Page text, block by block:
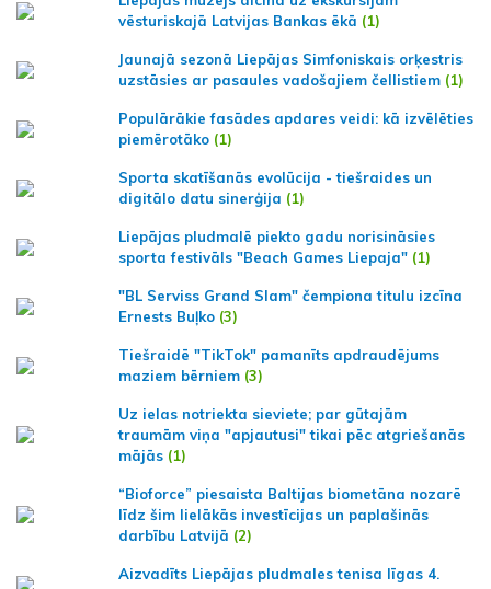
vēsturiskajā Latvijas Bankas ēkā (1)
Jaunajā sezonā Liepājas Simfoniskais orķestris
uzstāsies ar pasaules vadošajiem čellistiem (1)
Populārākie fasādes apdares veidi: kā izvēlēties
piemērotāko (1)
Sporta skatīšanās evolūcija - tiešraides un
digitālo datu sinerģija (1)
Liepājas pludmalē piekto gadu norisināsies
sporta festivāls "Beach Games Liepaja" (1)
"BL Serviss Grand Slam" čempiona titulu izcīna
Ernests Buļko (3)
Tiešraidē "TikTok" pamanīts apdraudējums
maziem bērniem (3)
Uz ielas notriekta sieviete; par gūtajām
traumām viņa "apjautusi" tikai pēc atgriešanās
mājās (1)
“Bioforce” piesaista Baltijas biometāna nozarē
līdz šim lielākās investīcijas un paplašinās
darbību Latvijā (2)
Aizvadīts Liepājas pludmales tenisa līgas 4.